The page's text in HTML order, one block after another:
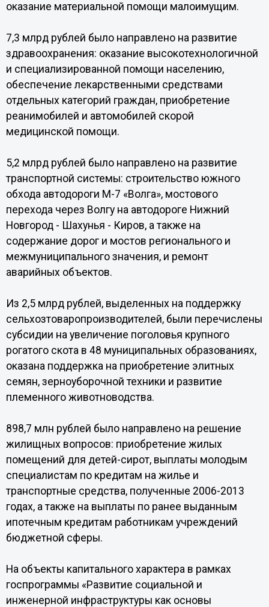
оказание материальной помощи малоимущим.
7,3 млрд рублей было направлено на развитие
здравоохранения: оказание высокотехнологичной
и специализированной помощи населению,
обеспечение лекарственными средствами
отдельных категорий граждан, приобретение
реанимобилей и автомобилей скорой
медицинской помощи.
5,2 млрд рублей было направлено на развитие
транспортной системы: строительство южного
обхода автодороги М-7 «Волга», мостового
перехода через Волгу на автодороге Нижний
Новгород - Шахунья - Киров, а также на
содержание дорог и мостов регионального и
межмуниципального значения, и ремонт
аварийных объектов.
Из 2,5 млрд рублей, выделенных на поддержку
сельхозтоваропроизводителей, были перечислены
субсидии на увеличение поголовья крупного
рогатого скота в 48 муниципальных образованиях,
оказана поддержка на приобретение элитных
семян, зерноуборочной техники и развитие
племенного животноводства.
898,7 млн рублей было направлено на решение
жилищных вопросов: приобретение жилых
помещений для детей-сирот, выплаты молодым
специалистам по кредитам на жилье и
транспортные средства, полученные 2006-2013
годах, а также на выплаты по ранее выданным
ипотечным кредитам работникам учреждений
бюджетной сферы.
На объекты капитального характера в рамках
госпрограммы «Развитие социальной и
инженерной инфраструктуры как основы